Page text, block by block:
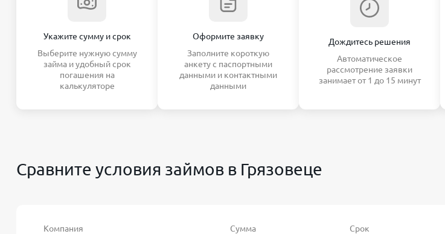
Укажите сумму и срок
Выберите нужную сумму
займа и удобный срок
погашения на
калькуляторе
Оформите заявку
Заполните короткую
анкету с паспортными
данными и контактными
данными
Дождитесь решения
Автоматическое
рассмотрение заявки
занимает от 1 до 15 минут
Сравните условия займов в Грязовеце
Компания Сумма Срок